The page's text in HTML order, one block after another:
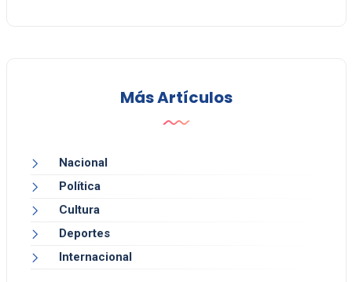
Más Artículos
Nacional
Política
Cultura
Deportes
Internacional